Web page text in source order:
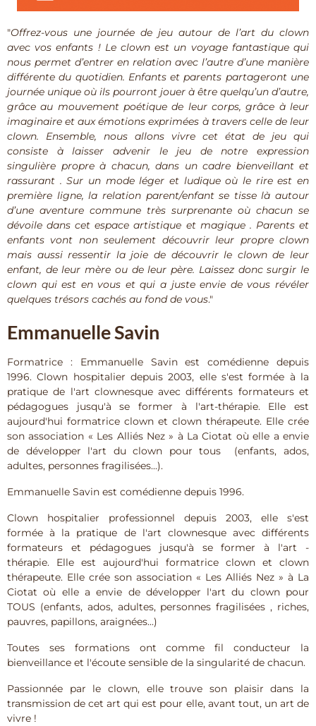
"Offrez-vous une journée de jeu autour de l’art du clown
avec vos enfants ! Le clown est un voyage fantastique qui
nous permet d’entrer en relation avec l’autre d’une manière
différente du quotidien. Enfants et parents partageront une
journée unique où ils pourront jouer à être quelqu’un d’autre,
grâce au mouvement poétique de leur corps, grâce à leur
imaginaire et aux émotions exprimées à travers celle de leur
clown. Ensemble, nous allons vivre cet état de jeu qui
consiste à laisser advenir le jeu de notre expression
singulière propre à chacun, dans un cadre bienveillant et
rassurant . Sur un mode léger et ludique où le rire est en
première ligne, la relation parent/enfant se tisse là autour
d’une aventure commune très surprenante où chacun se
dévoile dans cet espace artistique et magique . Parents et
enfants vont non seulement découvrir leur propre clown
mais aussi ressentir la joie de découvrir le clown de leur
enfant, de leur mère ou de leur père. Laissez donc surgir le
clown qui est en vous et qui a juste envie de vous révéler
quelques trésors cachés au fond de vous."
Emmanuelle Savin
Formatrice : Emmanuelle Savin est comédienne depuis
1996. Clown hospitalier depuis 2003, elle s'est formée à la
pratique de l'art clownesque avec différents formateurs et
pédagogues jusqu'à se former à l'art-thérapie. Elle est
aujourd'hui formatrice clown et clown thérapeute. Elle crée
son association « Les Alliés Nez » à La Ciotat où elle a envie
de développer l'art du clown pour tous (enfants, ados,
adultes, personnes fragilisées...).
Emmanuelle Savin est comédienne depuis 1996.
Clown hospitalier professionnel depuis 2003, elle s'est
formée à la pratique de l'art clownesque avec différents
formateurs et pédagogues jusqu'à se former à l'art -
thérapie. Elle est aujourd'hui formatrice clown et clown
thérapeute. Elle crée son association « Les Alliés Nez » à La
Ciotat où elle a envie de développer l'art du clown pour
TOUS (enfants, ados, adultes, personnes fragilisées , riches,
pauvres, papillons, araignées...)
Toutes ses formations ont comme fil conducteur la
bienveillance et l'écoute sensible de la singularité de chacun.
Passionnée par le clown, elle trouve son plaisir dans la
transmission de cet art qui est pour elle, avant tout, un art de
vivre !